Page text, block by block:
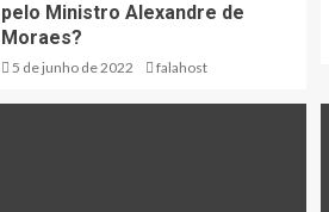
pelo Ministro Alexandre de
Moraes?
5 de junho de 2022 falahost